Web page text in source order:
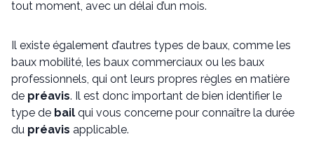
tout moment, avec un délai d’un mois.
Il existe également d’autres types de baux, comme les
baux mobilité, les baux commerciaux ou les baux
professionnels, qui ont leurs propres règles en matière
de préavis. Il est donc important de bien identifier le
type de bail qui vous concerne pour connaître la durée
du préavis applicable.